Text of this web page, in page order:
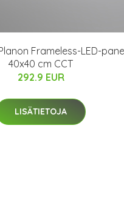
Frameless-LED-
40x40 cm CCT
292.9 EUR
LISÄTIETOJA